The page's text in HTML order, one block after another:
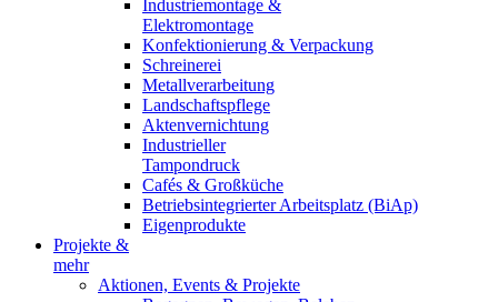
Industriemontage &
Elektromontage
Konfektionierung & Verpackung
Schreinerei
Metallverarbeitung
Landschaftspflege
Aktenvernichtung
Industrieller
Tampondruck
Cafés & Großküche
Betriebsintegrierter Arbeitsplatz (BiAp)
Eigenprodukte
Projekte &
mehr
Aktionen, Events & Projekte